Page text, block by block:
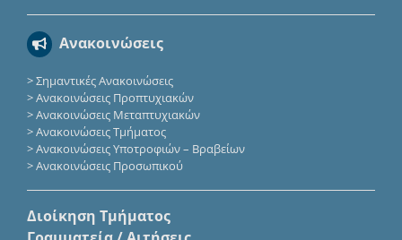
Ανακοινώσεις
>Σημαντικές Ανακοινώσεις
>Ανακοινώσεις Προπτυχιακών
>Ανακοινώσεις Μεταπτυχιακών
>Ανακοινώσεις Τμήματος
>Ανακοινώσεις Υποτροφιών – Βραβείων
>Ανακοινώσεις Προσωπικού
Διοίκηση Τμήματος